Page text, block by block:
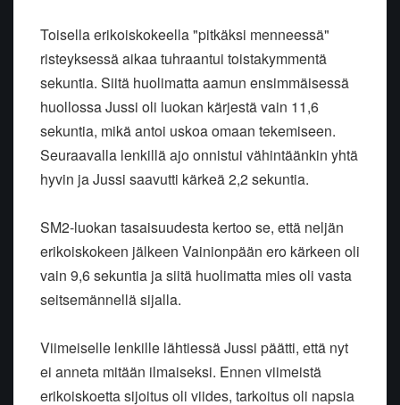
Toisella erikoiskokeella "pitkäksi menneessä"
risteyksessä aikaa tuhraantui toistakymmentä
sekuntia. Siitä huolimatta aamun ensimmäisessä
huollossa Jussi oli luokan kärjestä vain 11,6
sekuntia, mikä antoi uskoa omaan tekemiseen.
Seuraavalla lenkillä ajo onnistui vähintäänkin yhtä
hyvin ja Jussi saavutti kärkeä 2,2 sekuntia.
SM2-luokan tasaisuudesta kertoo se, että neljän
erikoiskokeen jälkeen Vainionpään ero kärkeen oli
vain 9,6 sekuntia ja siitä huolimatta mies oli vasta
seitsemännellä sijalla.
Viimeiselle lenkille lähtiessä Jussi päätti, että nyt
ei anneta mitään ilmaiseksi. Ennen viimeistä
erikoiskoetta sijoitus oli viides, tarkoitus oli napsia